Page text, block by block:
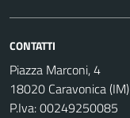
CONTATTI
Piazza Marconi, 4
18020 Caravonica (IM)
P.Iva: 00249250085